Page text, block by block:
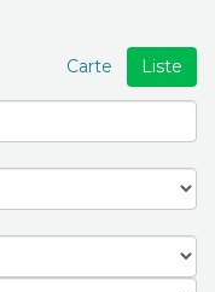
Liste
Carte